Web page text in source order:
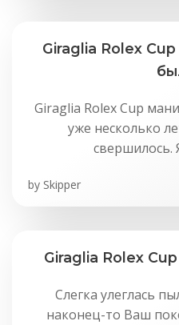
Giraglia Rolex
Giraglia Rolex Cup
уже несколько
свершилось.
by Skipper
Giraglia Rolex
Слегка улеглась
наконец-то Ваш